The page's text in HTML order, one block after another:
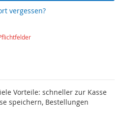
vergessen?
Vorteile: schneller zur Kasse
speichern, Bestellungen